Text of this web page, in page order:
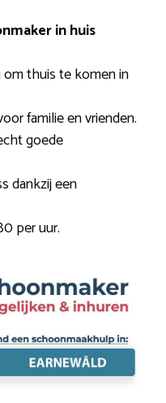
in huis
om thuis te komen in
familie en vrienden.
goede
dankzij een
per uur.